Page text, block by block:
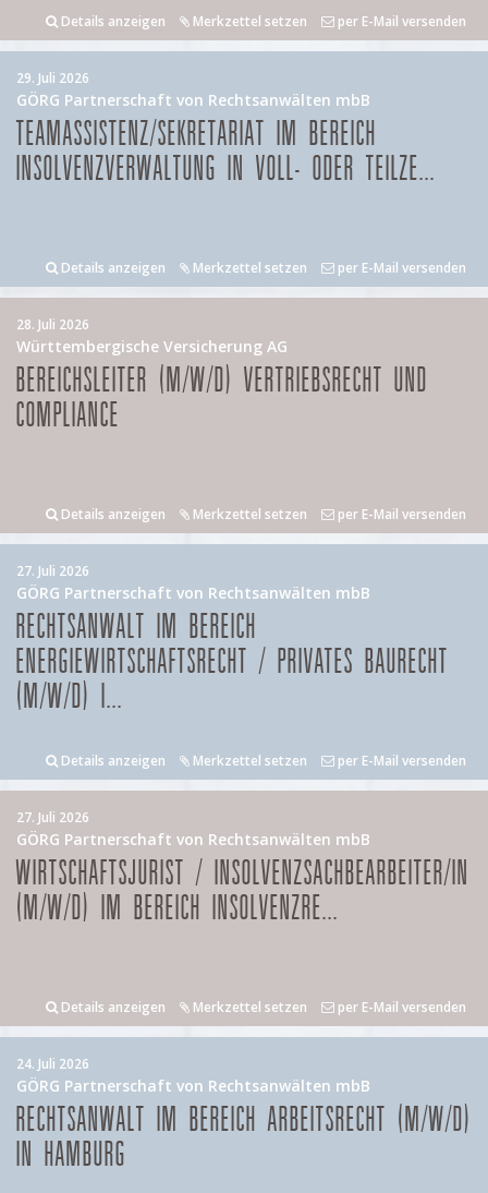
Details anzeigen Merkzettel setzen per E-Mail versenden
29. Juli 2026
GÖRG Partnerschaft von Rechtsanwälten mbB
TEAMASSISTENZ/SEKRETARIAT IM BEREICH
INSOLVENZVERWALTUNG IN VOLL- ODER TEILZE...
Details anzeigen Merkzettel setzen per E-Mail versenden
28. Juli 2026
Württembergische Versicherung AG
BEREICHSLEITER (M/W/D) VERTRIEBSRECHT UND
COMPLIANCE
Details anzeigen Merkzettel setzen per E-Mail versenden
27. Juli 2026
GÖRG Partnerschaft von Rechtsanwälten mbB
RECHTSANWALT IM BEREICH
ENERGIEWIRTSCHAFTSRECHT / PRIVATES BAURECHT
(M/W/D) I...
Details anzeigen Merkzettel setzen per E-Mail versenden
27. Juli 2026
GÖRG Partnerschaft von Rechtsanwälten mbB
WIRTSCHAFTSJURIST / INSOLVENZSACHBEARBEITER/IN
(M/W/D) IM BEREICH INSOLVENZRE...
Details anzeigen Merkzettel setzen per E-Mail versenden
24. Juli 2026
GÖRG Partnerschaft von Rechtsanwälten mbB
RECHTSANWALT IM BEREICH ARBEITSRECHT (M/W/D)
IN HAMBURG